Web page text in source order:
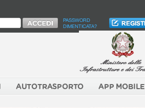
PASSWORD
DIMENTICATA?
AUTOTRASPORTO APP MOBILE